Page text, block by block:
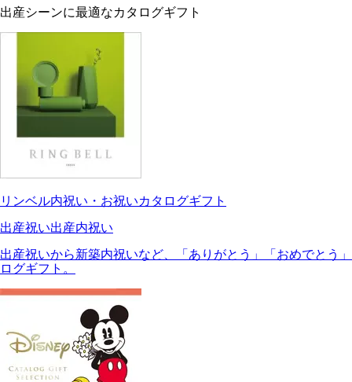
出産シーンに最適なカタログギフト
リンベル内祝い・お祝いカタログギフト
出産祝い出産内祝い
出産祝いから新築内祝いなど、「ありがとう」「おめでとう
ログギフト。